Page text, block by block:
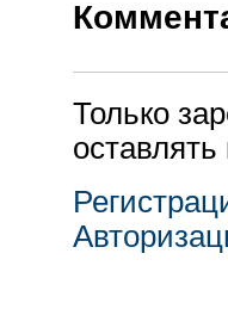
Только